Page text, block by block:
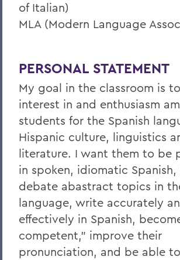
of Italian)
MLA (Modern Language
PERSONAL STATEMENT
My goal in the classroom is
interest in and enthusiasm
students for the Spanish
Hispanic culture, linguistics
literature. I want them to be
in spoken, idiomatic
debate abastract topics in
language, write accurately
effectively in Spanish,
competent," improve their
pronunciation, and be able